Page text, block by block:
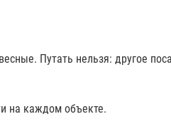
Путать нельзя: другое
на каждом объекте.